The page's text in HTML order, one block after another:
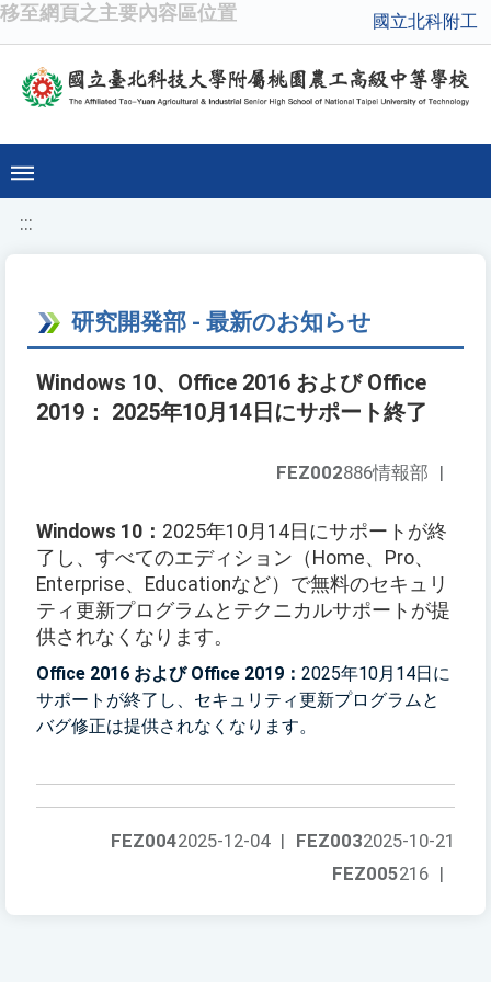
移至網頁之主要內容區位置 國立北科附工
:::
研究開発部 - 最新のお知らせ
Windows 10、Office 2016 および Office
2019： 2025年10月14日にサポート終了
FEZ002886情報部 |
Windows 10： 2025年10月14日にサポートが終
了し、すべてのエディション（Home、Pro、
Enterprise、Educationなど）で無料のセキュリ
ティ更新プログラムとテクニカルサポートが提
供されなくなります。
Office 2016 および Office 2019： 2025年10月14日に
サポートが終了し、セキュリティ更新プログラムと
バグ修正は提供されなくなります。
FEZ0032025-10-21
FEZ0042025-12-04 |
FEZ005216 |